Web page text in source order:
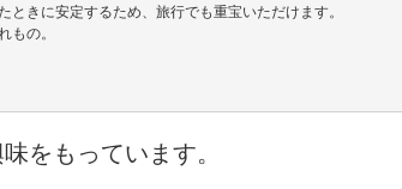
きに安定するため、旅行でも重宝いただけます。
もの。
をもっています。